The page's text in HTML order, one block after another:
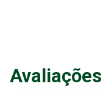
Avaliações